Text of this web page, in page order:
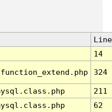
Line
14
324
211
62